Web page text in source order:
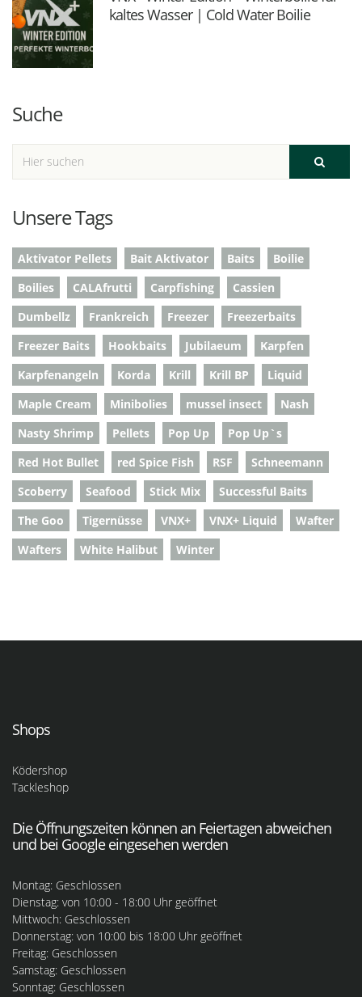
kaltes Wasser | Cold Water Boilie
Suche
Unsere Tags
Aktivator Pellets Bait Aktivator Baits
Boilie
Boilies
CALAfrutti Carpfishing
Cassien
Dumbellz
Frankreich Freezer
Freezerbaits
Freezer Baits
Hookbaits Jubilaeum
Karpfen
Karpfenangeln
Korda Krill Krill BP
Liquid
Maple Cream
Minibolies mussel insect
Nash
Nasty Shrimp
Pellets Pop Up
Pop Up`s
Red Hot Bullet
red Spice Fish RSF
Schneemann
Scoberry
Seafood Stick Mix
Successful Baits
The Goo
Tigernüsse VNX+ VNX+ Liquid
Wafter
Wafters
White Halibut Winter
Shops
Ködershop
Tackleshop
Die Öffnungszeiten können an Feiertagen abweichen
und bei Google eingesehen werden
Montag: Geschlossen
Dienstag: von 10:00 - 18:00 Uhr geöffnet
Mittwoch: Geschlossen
Donnerstag: von 10:00 bis 18:00 Uhr geöffnet
Freitag: Geschlossen
Samstag: Geschlossen
Sonntag: Geschlossen